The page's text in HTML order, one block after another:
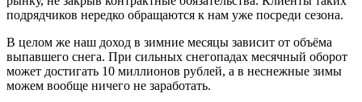
подрядчиков нередко обращаются к нам уже посреди сезона.
В целом же наш доход в зимние месяцы зависит от объёма
выпавшего снега. При сильных снегопадах месячный оборот
может достигать 10 миллионов рублей, а в неснежные зимы
можем вообще ничего не заработать.